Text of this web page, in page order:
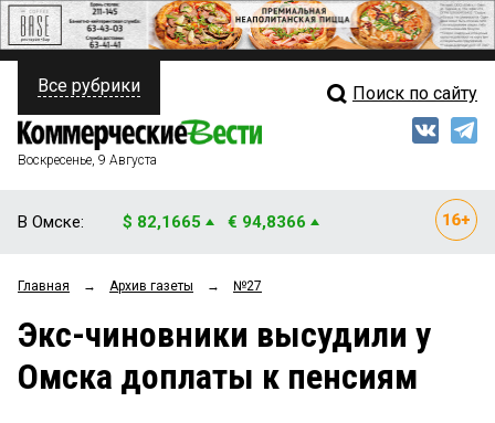
ПОЛИТИКА
ФИНАНСЫ
ОБЩЕСТВО
ЗАКОН
НОВОСТИ КОМПАНИЙ
Свежий выпуск
Рейтинги
Блоги
Все рубрики Поиск по сайту
Воскресенье, 9 Августа
В Омске: $ 82,1665 € 94,8366
Главная → Архив газеты → №27
Экс-чиновники высудили у
Омска доплаты к пенсиям